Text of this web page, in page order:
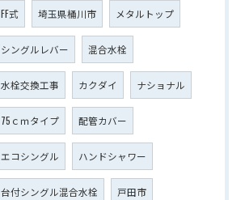
FF式 埼玉県桶川市 メタルトップ
シングルレバー 混合水栓
水栓交換工事 カクダイ ナショナル
75ｃｍタイプ 配管カバー
エコシングル ハンドシャワー
台付シングル混合水栓 戸田市